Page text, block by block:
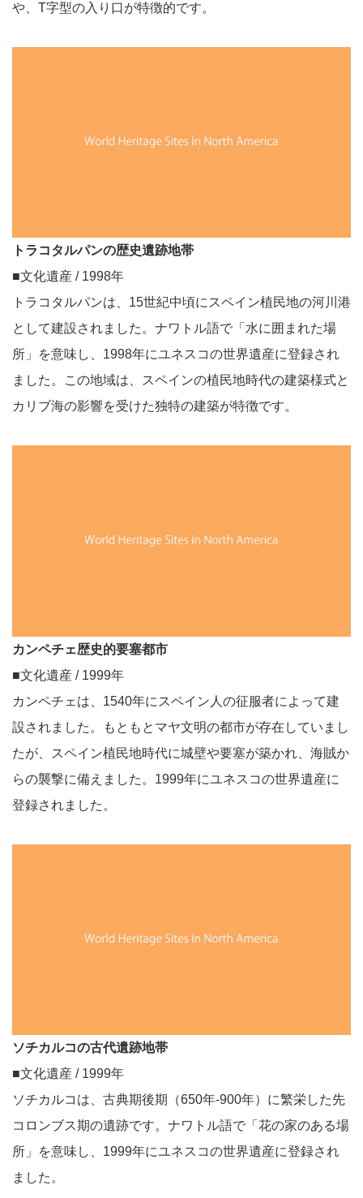
や、T字型の入り口が特徴的です。
トラコタルパンの歴史遺跡地帯
■文化遺産 / 1998年
トラコタルパンは、15世紀中頃にスペイン植民地の河川港
として建設されました。ナワトル語で「水に囲まれた場
所」を意味し、1998年にユネスコの世界遺産に登録され
ました。この地域は、スペインの植民地時代の建築様式と
カリブ海の影響を受けた独特の建築が特徴です。
カンペチェ歴史的要塞都市
■文化遺産 / 1999年
カンペチェは、1540年にスペイン人の征服者によって建
設されました。もともとマヤ文明の都市が存在していまし
たが、スペイン植民地時代に城壁や要塞が築かれ、海賊か
らの襲撃に備えました。1999年にユネスコの世界遺産に
登録されました。
ソチカルコの古代遺跡地帯
■文化遺産 / 1999年
ソチカルコは、古典期後期（650年-900年）に繁栄した先
コロンブス期の遺跡です。ナワトル語で「花の家のある場
所」を意味し、1999年にユネスコの世界遺産に登録され
ました。